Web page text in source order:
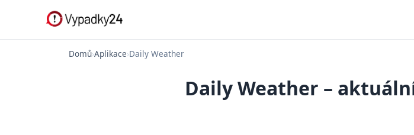
Domů›Aplikace›Daily Weather
Daily Weather –